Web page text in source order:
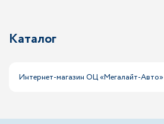
Каталог
Интернет-магазин ОЦ «Мегалайт-Авто»